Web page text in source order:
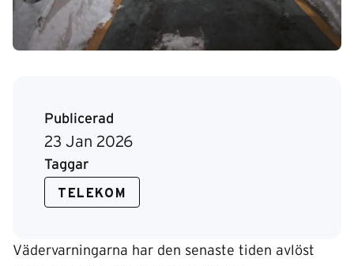
Publicerad
23 Jan 2026
Taggar
TELEKOM
Vädervarningarna har den senaste tiden avlöst